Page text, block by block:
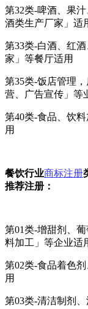
第32类-啤酒、果
酒类生产厂家」适
第33类-白酒、红
家」等餐厅适用
第35类-饭店管理
营、广告宣传」等
第40类-食品、饮
用
餐饮行业商标注册
推荐注册：
第01类-增甜剂、
料加工」等企业适
第02类-食品着色
用
第03类-清洁制剂